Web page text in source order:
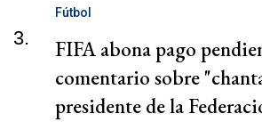
3.
Fútbol
FIFA abona pago
comentario sobre
presidente de la